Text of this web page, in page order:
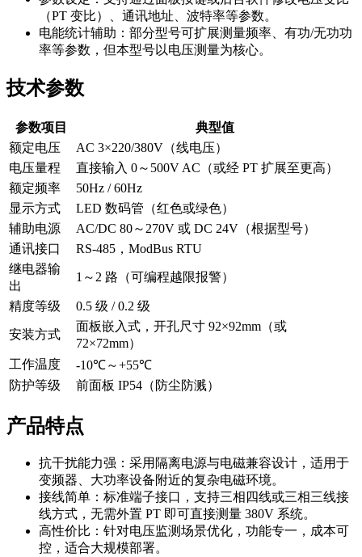
（PT 变比）、通讯地址、波特率等参数。
电能统计辅助：部分型号可扩展测量频率、有功/无功功
率等参数，但本型号以电压测量为核心。
技术参数
参数项目
典型值
额定电压
AC 3×220/380V（线电压）
电压量程
直接输入 0～500V AC（或经 PT 扩展至更高）
额定频率
50Hz / 60Hz
显示方式
LED 数码管（红色或绿色）
辅助电源
AC/DC 80～270V 或 DC 24V（根据型号）
通讯接口
RS-485，ModBus RTU
继电器输
出
1～2 路（可编程越限报警）
精度等级 0.5 级 / 0.2 级
安装方式
面板嵌入式，开孔尺寸 92×92mm（或
72×72mm）
工作温度
-10℃～+55℃
防护等级
前面板 IP54（防尘防溅）
产品特点
抗干扰能力强：采用隔离电源与电磁兼容设计，适用于
变频器、大功率设备附近的复杂电磁环境。
接线简单：标准端子接口，支持三相四线或三相三线接
线方式，无需外置 PT 即可直接测量 380V 系统。
高性价比：针对电压监测场景优化，功能专一，成本可
控，适合大规模部署。